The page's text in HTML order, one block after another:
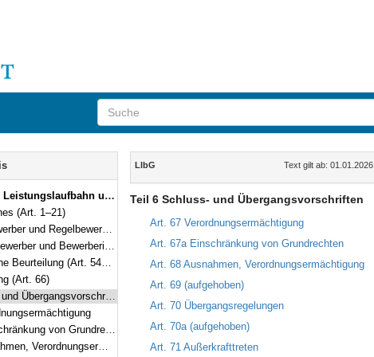
(Leistungslaufbahngesetz – LlbG) Vom 5. August 2010 (GVBl. S. 410, 571) BayRS 2030-1-4-F (Art. 1–71)
(Art. 1–21)
Regelbewerberinnen (Art. 22–51)
und Bewerberinnen (Art. 52–53)
(Art. 54–65)
(Art. 66)
(Art. 67–71)
von Grundrechten
Verordnungsermächtigung
Inhalt
LlbG Text gilt ab: 01.01.2026
Teil 6 Schluss- und Übergangsvorschriften
Art. 67 Verordnungsermächtigung
Art. 67a Einschränkung von Grundrechten
Art. 68 Ausnahmen, Verordnungsermächtigung
Art. 69 (aufgehoben)
Art. 70 Übergangsregelungen
Art. 70a (aufgehoben)
Art. 71 Außerkrafttreten